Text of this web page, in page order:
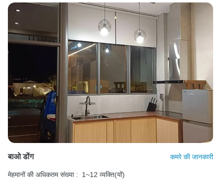
बाओ डोंग कमरे की जानकारी
मेहमानों की अधिकतम संख्या :
1~12 व्यक्ति(यों)